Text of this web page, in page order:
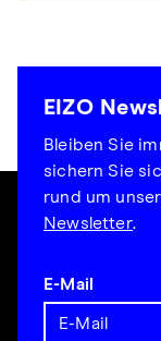
EIZO
Bleiben Sie
sichern Sie
rund um
Newsletter.
E-Mail